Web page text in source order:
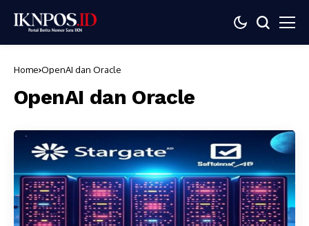
Home OpenAI dan Oracle
OpenAI dan Oracle